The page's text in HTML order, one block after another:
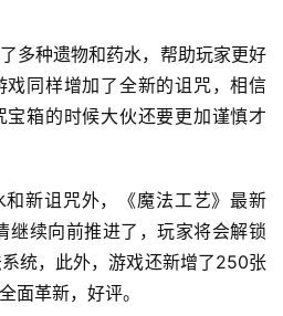
多种遗物和药水，帮助玩家更好
同样增加了全新的诅咒，相信
箱的时候大伙还要更加谨慎才
和新诅咒外，《魔法工艺》最新
继续向前推进了，玩家将会解锁
统，此外，游戏还新增了250张
面革新，好评。